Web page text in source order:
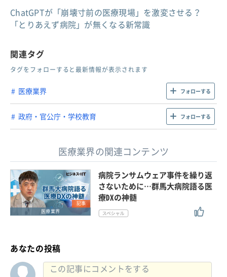
ChatGPTが「崩壊寸前の医療現場」を激変させる？
「とりあえず病院」が無くなる新常識
関連タグ
タグをフォローすると最新情報が表示されます
医療業界 フォローする
政府・官公庁・学校教育 フォローする
医療業界の関連コンテンツ
記事
医療業界
病院ランサムウェア事件を繰り返
さないために…群馬大病院語る医
療DXの神髄
あなたの投稿